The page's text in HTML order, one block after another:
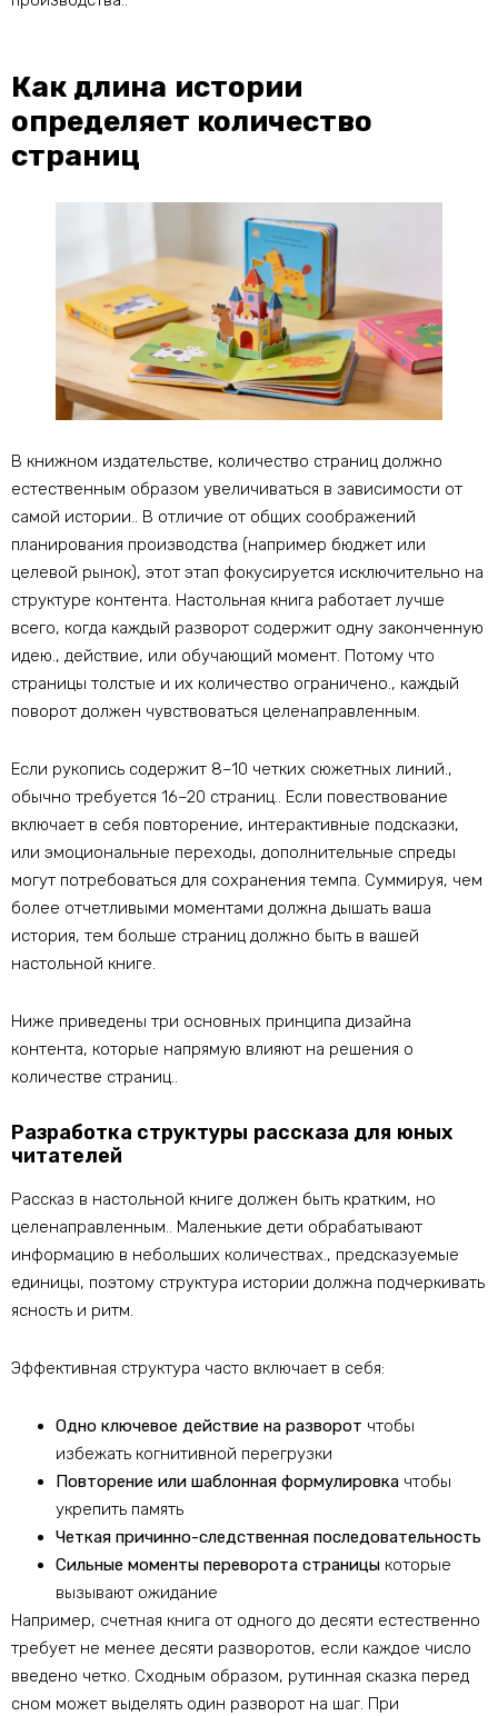
Как длина истории
определяет количество
страниц
В книжном издательстве, количество страниц должно
естественным образом увеличиваться в зависимости от
самой истории.. В отличие от общих соображений
планирования производства (например бюджет или
целевой рынок), этот этап фокусируется исключительно на
структуре контента. Настольная книга работает лучше
всего, когда каждый разворот содержит одну законченную
идею., действие, или обучающий момент. Потому что
страницы толстые и их количество ограничено., каждый
поворот должен чувствоваться целенаправленным.
Если рукопись содержит 8–10 четких сюжетных линий.,
обычно требуется 16–20 страниц.. Если повествование
включает в себя повторение, интерактивные подсказки,
или эмоциональные переходы, дополнительные спреды
могут потребоваться для сохранения темпа. Суммируя, чем
более отчетливыми моментами должна дышать ваша
история, тем больше страниц должно быть в вашей
настольной книге.
Ниже приведены три основных принципа дизайна
контента, которые напрямую влияют на решения о
количестве страниц..
Разработка структуры рассказа для юных
читателей
Рассказ в настольной книге должен быть кратким, но
целенаправленным.. Маленькие дети обрабатывают
информацию в небольших количествах., предсказуемые
единицы, поэтому структура истории должна подчеркивать
ясность и ритм.
Эффективная структура часто включает в себя:
Одно ключевое действие на разворот чтобы
избежать когнитивной перегрузки
Повторение или шаблонная формулировка чтобы
укрепить память
Четкая причинно-следственная последовательность
Сильные моменты переворота страницы которые
вызывают ожидание
Например, счетная книга от одного до десяти естественно
требует не менее десяти разворотов, если каждое число
введено четко. Сходным образом, рутинная сказка перед
сном может выделять один разворот на шаг. При